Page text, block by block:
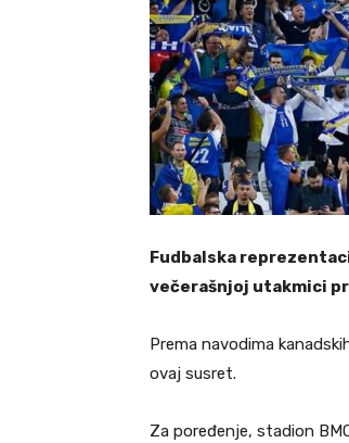
Fudbalska
večerašnjoj utakmici
Prema navodima
ovaj susret.
Za poređenje, stadion